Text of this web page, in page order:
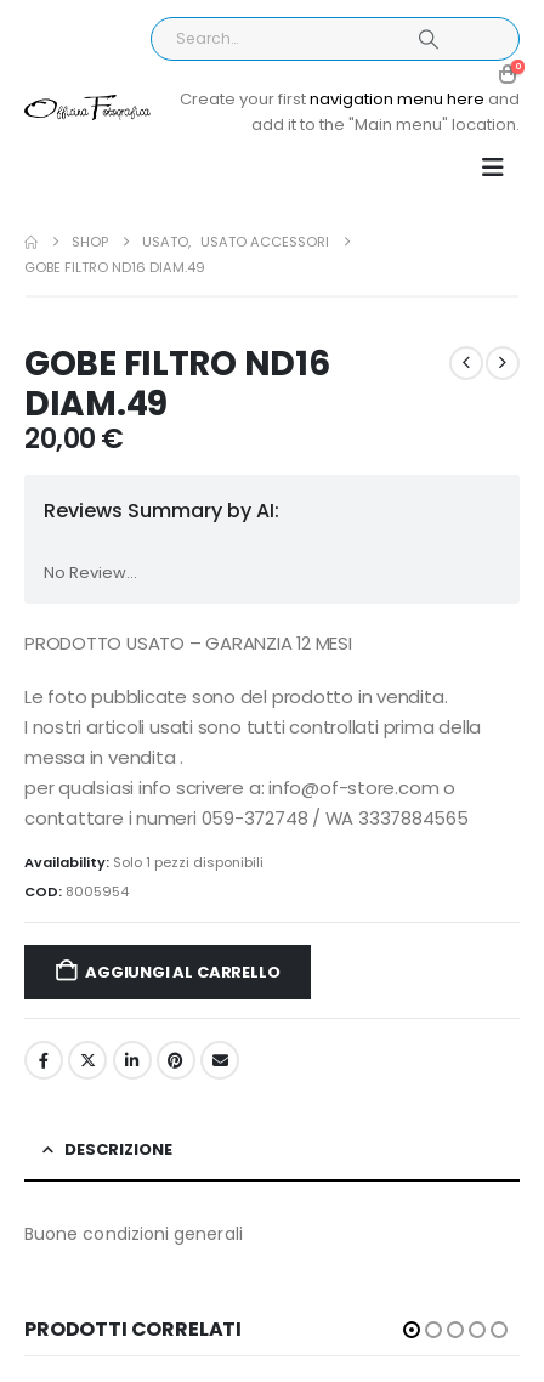
0
Create your firstnavigation menu here and
add it to the "Main menu" location.
SHOP USATO, USATO ACCESSORI
GOBE FILTRO ND16 DIAM.49
GOBE FILTRO ND16
DIAM.49
20,00€
Reviews Summary by AI:
No Review...
PRODOTTO USATO – GARANZIA 12 MESI
Le foto pubblicate sono del prodotto in vendita.
I nostri articoli usati sono tutti controllati prima della
messa in vendita .
per qualsiasi info scrivere a: info@of-store.com o
contattare i numeri 059-372748 / WA 3337884565
Availability: Solo 1 pezzi disponibili
COD: 8005954
AGGIUNGI AL CARRELLO
DESCRIZIONE
Buone condizioni generali
PRODOTTI CORRELATI